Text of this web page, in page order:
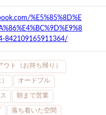
%E5%85%8D%E
842109165911364/
ウト（お持ち帰り）
オードブル
朝まで営業
落ち着いた空間